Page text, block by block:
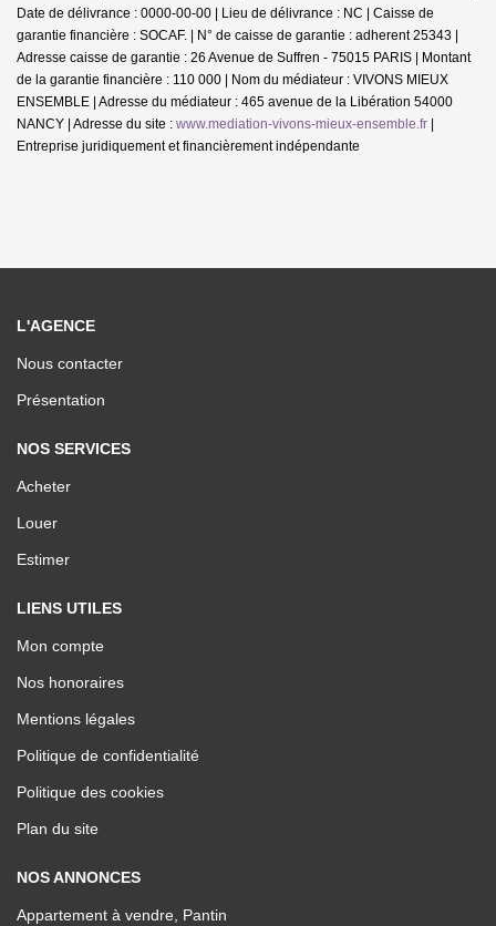
Date de délivrance : 0000-00-00 | Lieu de délivrance : NC | Caisse de
garantie financière : SOCAF. | N° de caisse de garantie : adherent 25343 |
Adresse caisse de garantie : 26 Avenue de Suffren - 75015 PARIS | Montant
de la garantie financière : 110 000 | Nom du médiateur : VIVONS MIEUX
ENSEMBLE | Adresse du médiateur : 465 avenue de la Libération 54000
NANCY | Adresse du site : www.mediation-vivons-mieux-ensemble.fr |
Entreprise juridiquement et financièrement indépendante
L'AGENCE
Nous contacter
Présentation
NOS SERVICES
Acheter
Louer
Estimer
LIENS UTILES
Mon compte
Nos honoraires
Mentions légales
Politique de confidentialité
Politique des cookies
Plan du site
NOS ANNONCES
Appartement à vendre, Pantin